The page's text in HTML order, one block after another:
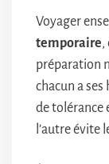
Voyager
temporaire,
préparation
chacun a
de tolérance
l’autre évite